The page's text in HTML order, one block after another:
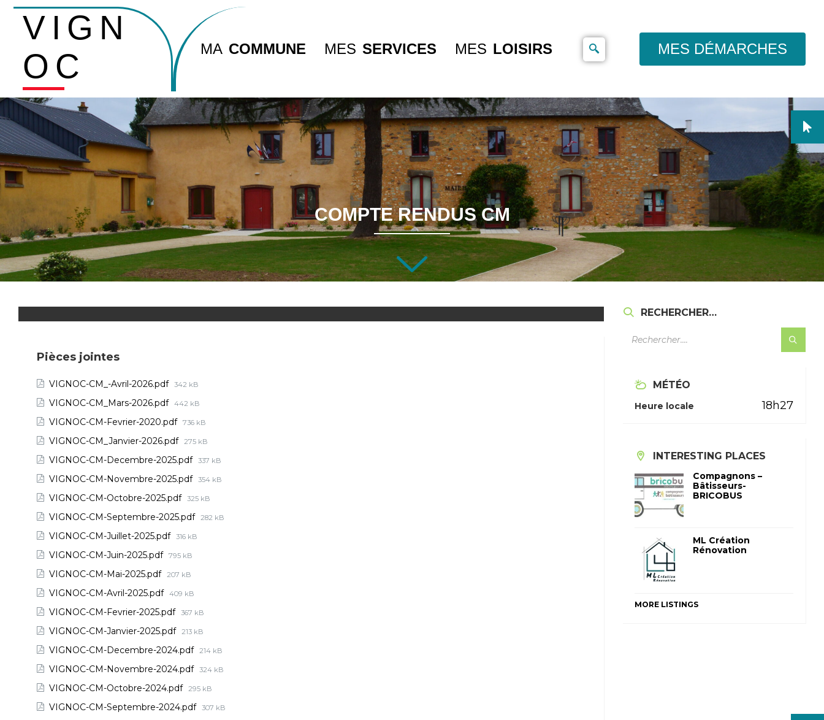
VIGN
OC
MA COMMUNE MES SERVICES MES LOISIRS MES DÉMARCHES
COMPTE RENDUS CM
Pièces jointes
VIGNOC-CM_-Avril-2026.pdf 342 kB
VIGNOC-CM_Mars-2026.pdf 442 kB
VIGNOC-CM-Fevrier-2020.pdf 736 kB
VIGNOC-CM_Janvier-2026.pdf 275 kB
VIGNOC-CM-Decembre-2025.pdf 337 kB
VIGNOC-CM-Novembre-2025.pdf 354 kB
VIGNOC-CM-Octobre-2025.pdf 325 kB
VIGNOC-CM-Septembre-2025.pdf 282 kB
VIGNOC-CM-Juillet-2025.pdf 316 kB
VIGNOC-CM-Juin-2025.pdf 795 kB
VIGNOC-CM-Mai-2025.pdf 207 kB
VIGNOC-CM-Avril-2025.pdf 409 kB
VIGNOC-CM-Fevrier-2025.pdf 367 kB
VIGNOC-CM-Janvier-2025.pdf 213 kB
VIGNOC-CM-Decembre-2024.pdf 214 kB
VIGNOC-CM-Novembre-2024.pdf 324 kB
VIGNOC-CM-Octobre-2024.pdf 295 kB
VIGNOC-CM-Septembre-2024.pdf 307 kB
RECHERCHER…
MÉTÉO
Heure locale 18h27
INTERESTING PLACES
Compagnons –
Bâtisseurs-
BRICOBUS
ML Création
Rénovation
MORE LISTINGS